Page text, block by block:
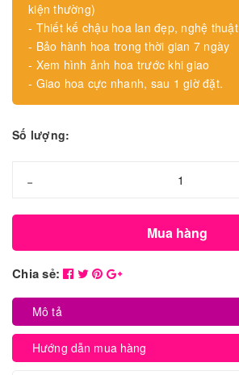
kiện thường)
- Thiết kế chậu hoa lan đẹp, nghệ thuật
- Bảo hành hoa trong thời gian 7 ngày
- Xem hình ảnh hoa trước khi giao
- Giao hoa cực nhanh, sau 1 giờ đặt.
Số lượng:
-
Mua hàng
Chia sẻ:
Mô tả
Hướng dẫn mua hàng